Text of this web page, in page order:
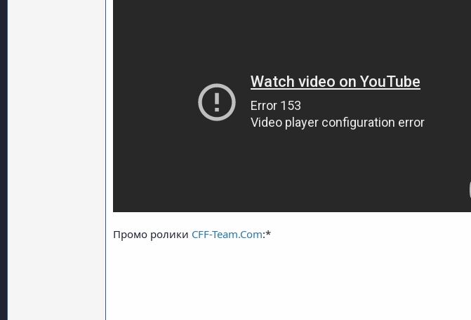
Промо ролики CFF-Team.Com:*